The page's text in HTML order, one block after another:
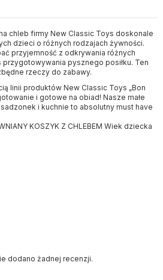
chleb firmy New Classic Toys doskonale
dzieci o różnych rodzajach żywności.
przyjemność z odkrywania różnych
pysznego posiłku. Ten
rzeczy do zabawy.
linii produktów New Classic Toys „Bon
i gotowe na obiad! Nasze małe
i kuchnie to absolutny must have
dodano żadnej recenzji.